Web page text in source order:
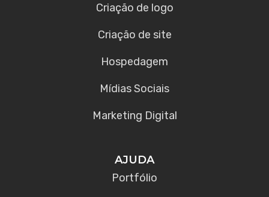
Criação de logo
Criação de site
Hospedagem
Mídias Sociais
Marketing Digital
AJUDA
Portfólio